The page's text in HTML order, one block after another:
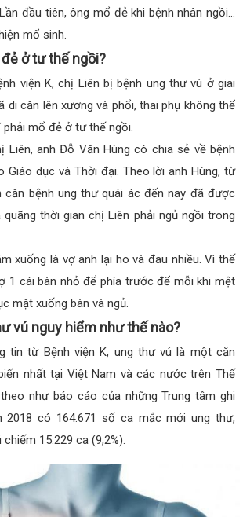
đầu tiên, ông mổ đẻ khi bệnh nhân ngồi…
mổ sinh.
ở tư thế ngồi?
viện K, chị Liên bị bệnh ung thư vú ở giai
di căn lên xương và phổi, thai phụ không thể
mổ đẻ ở tư thế ngồi.
Liên, anh Đỗ Văn Hùng có chia sẻ về bệnh
Giáo dục và Thời đại. Theo lời anh Hùng, từ
căn bệnh ung thư quái ác đến nay đã được
quãng thời gian chị Liên phải ngủ ngồi trong
xuống là vợ anh lại ho và đau nhiều. Vì thế
1 cái bàn nhỏ để phía trước để mỗi khi mệt
mặt xuống bàn và ngủ.
vú nguy hiểm như thế nào?
tin từ Bệnh viện K, ung thư vú là một căn
nhất tại Việt Nam và các nước trên Thế
như báo cáo của những Trung tâm ghi
2018 có 164.671 số ca mắc mới ung thư,
15.229 ca (9,2%).